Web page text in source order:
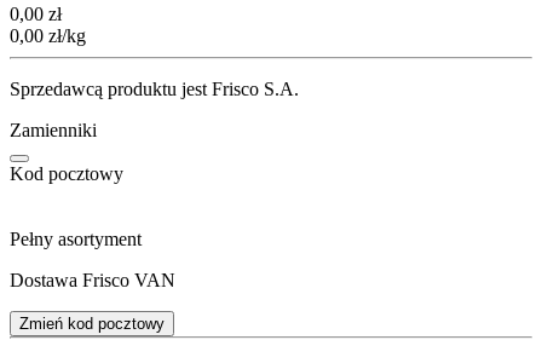
Cena
0,00 zł
0,00 zł/kg
Sprzedawcą produktu jest Frisco S.A.
Zamienniki
Kod pocztowy
Pełny asortyment
Dostawa Frisco VAN
Zmień kod pocztowy